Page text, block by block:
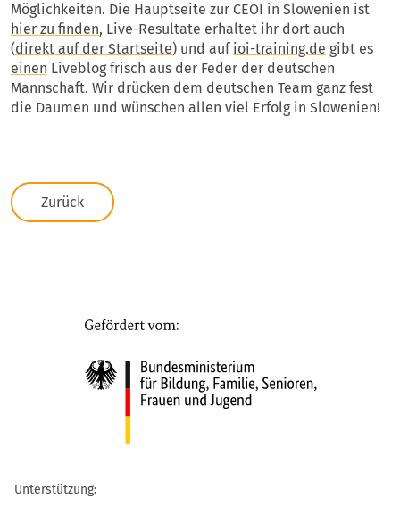
Möglichkeiten. Die Hauptseite zur CEOI in Slowenien ist
hier zu finden, Live-Resultate erhaltet ihr dort auch
(direkt auf der Startseite) und auf ioi-training.de gibt es
einen Liveblog frisch aus der Feder der deutschen
Mannschaft. Wir drücken dem deutschen Team ganz fest
die Daumen und wünschen allen viel Erfolg in Slowenien!
Zurück
Unterstützung: